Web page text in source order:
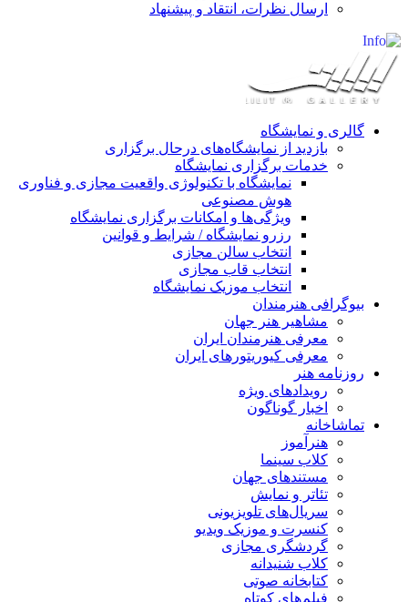
ارسال نظرات، انتقاد و پیشنهاد
گالری و نمایشگاه
بازدید از نمایشگاه‌های درحال برگزاری
خدمات برگزاری نمایشگاه
نمایشگاه با تکنولوژی واقعیت مجازی و فناوری
هوش مصنوعی
ویژگی‌ها و امکانات برگزاری نمایشگاه
رزرو نمایشگاه / شرایط و قوانین
انتخاب سالن مجازی
انتخاب قاب مجازی
انتخاب موزیک نمایشگاه
بیوگرافی هنرمندان
مشاهیر هنر جهان
معرفی هنرمندان ایران
معرفی کیوریتورهای ایران
روزنامه هنر
رویدادهای ویژه
اخبار گوناگون
تماشاخانه
هنرآموز
کلاب سینما
مستندهای جهان
تئاتر و نمایش
سریال‌های تلویزیونی
کنسرت و موزیک ویدیو
گردشگری مجازی
کلاب شنیدانه
کتابخانه صوتی
فیلم‌های کوتاه